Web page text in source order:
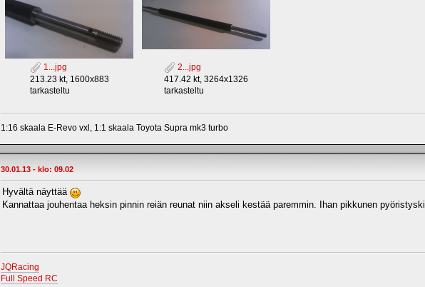
1...jpg
213.23 kt, 1600x883
tarkasteltu
2...jpg
417.42 kt, 3264x1326
tarkasteltu
1:16 skaala E-Revo vxl, 1:1 skaala Toyota Supra mk3 turbo
30.01.13 - klo: 09.02
Hyvältä näyttää
Kannattaa jouhentaa heksin pinnin reiän reunat niin akseli kestää paremmin. Ihan pikkunen
JQRacing
Full Speed RC